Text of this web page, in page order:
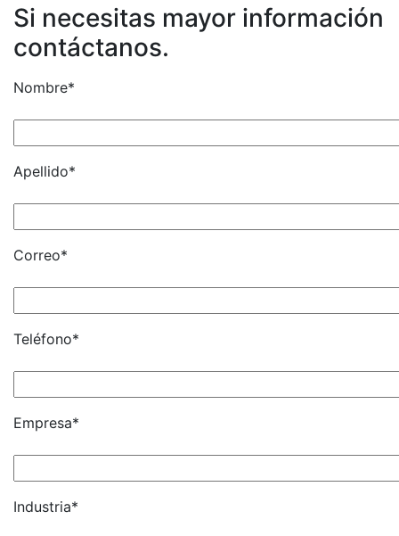
Si necesitas mayor información
contáctanos.
Nombre*
Apellido*
Correo*
Teléfono*
Empresa*
Industria*